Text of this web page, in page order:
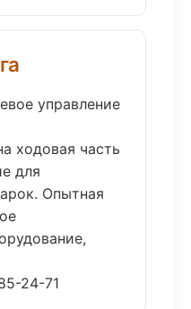
управление
ходовая часть
для
Опытная
24-71